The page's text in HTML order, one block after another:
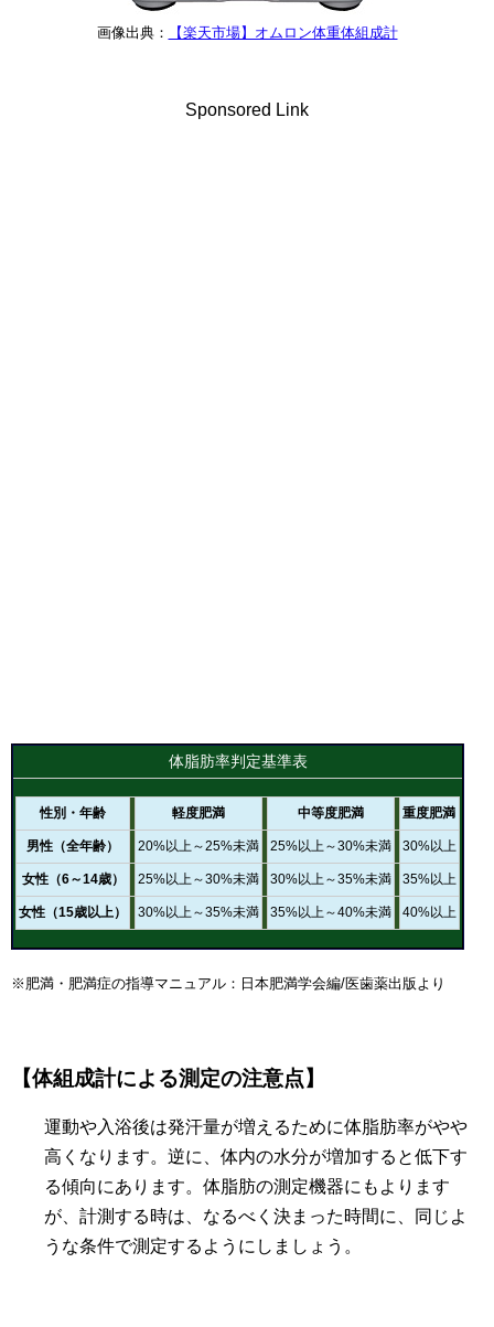
画像出典： 【楽天市場】オムロン体重体組成計
Sponsored Link
体脂肪率判定基準表
性別・年齢 軽度肥満 中等度肥満 重度肥満
男性（全年齢） 20%以上～25%未満 25%以上～30%未満 30%以上
女性（6～14歳） 25%以上～30%未満 30%以上～35%未満 35%以上
女性（15歳以上） 30%以上～35%未満 35%以上～40%未満 40%以上
※肥満・肥満症の指導マニュアル：日本肥満学会編/医歯薬出版より
【体組成計による測定の注意点】
運動や入浴後は発汗量が増えるために体脂肪率がやや
高くなります。逆に、体内の水分が増加すると低下す
る傾向にあります。体脂肪の測定機器にもよります
が、計測する時は、なるべく決まった時間に、同じよ
うな条件で測定するようにしましょう。